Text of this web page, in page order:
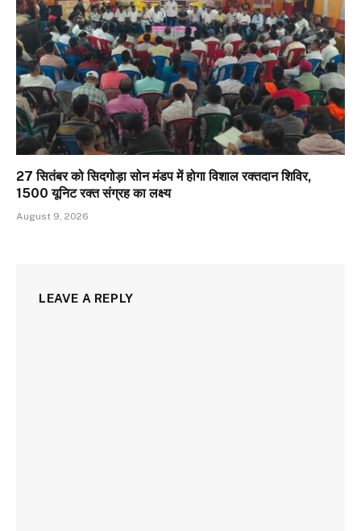
27 सितंबर को सिदगोड़ा सोन मंडप में होगा विशाल रक्तदान शिविर,
1500 यूनिट रक्त संग्रह का लक्ष्य
August 9, 2026
LEAVE A REPLY